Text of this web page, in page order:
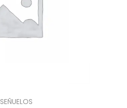
SEÑUELOS